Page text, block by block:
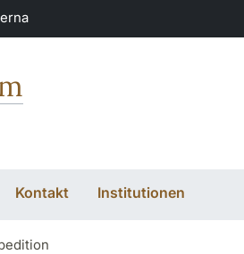
Kontakt Institutionen